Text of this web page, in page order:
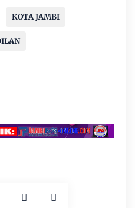
KOTA JAMBI